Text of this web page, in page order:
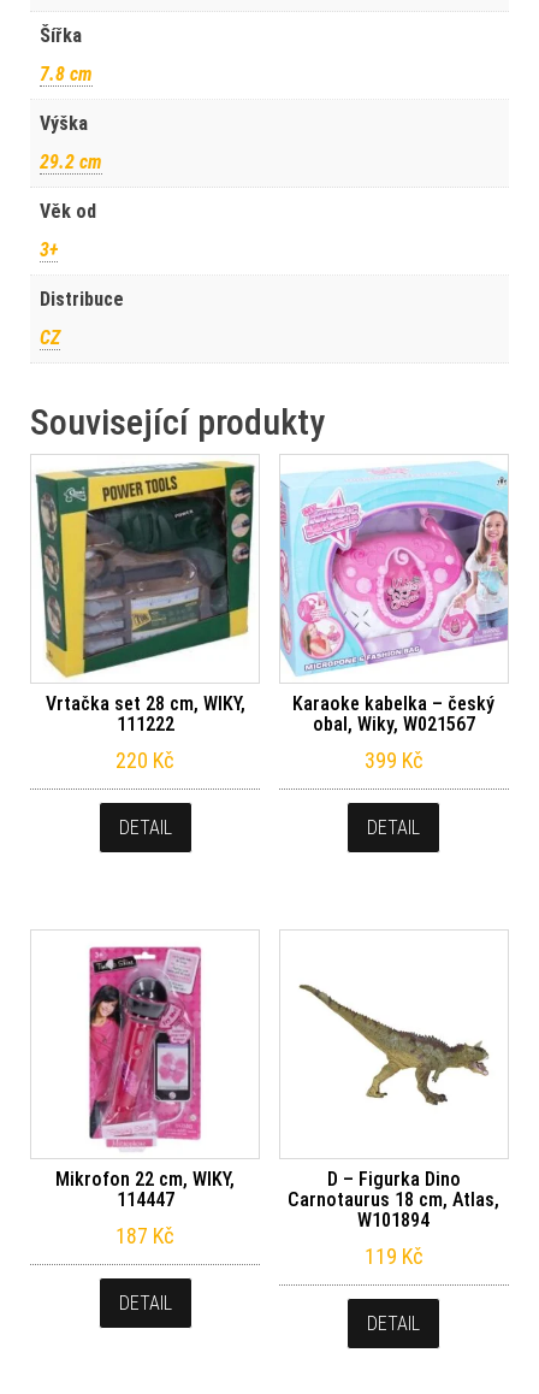
Šířka
7.8 cm
Výška
29.2 cm
Věk od
3+
Distribuce
CZ
Související produkty
Vrtačka set 28 cm, WIKY,
111222
220 Kč
DETAIL
Karaoke kabelka – český
obal, Wiky, W021567
399 Kč
DETAIL
Mikrofon 22 cm, WIKY,
114447
187 Kč
DETAIL
D – Figurka Dino
Carnotaurus 18 cm, Atlas,
W101894
119 Kč
DETAIL